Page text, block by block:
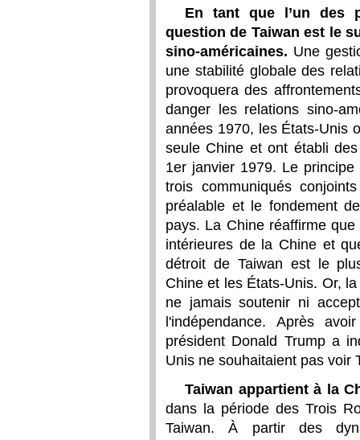
En tant que l’un des
question de Taiwan est le
sino-américaines. Une
une stabilité globale des
provoquera des
danger les relations sino-
années 1970, les États-Unis
seule Chine et ont établi
1er janvier 1979. Le
trois communiqués
préalable et le fondement
pays. La Chine réaffirme
intérieures de la Chine et
détroit de Taiwan est le
Chine et les États-Unis. Or,
ne jamais soutenir ni
l'indépendance. Après
président Donald Trump a
Unis ne souhaitaient pas voir
Taiwan appartient à la
dans la période des Trois
Taiwan. À partir des